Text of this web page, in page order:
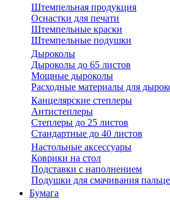
Штемпельная продукция
Оснастки для печати
Штемпельные краски
Штемпельные подушки
Дыроколы
Дыроколы до 65 листов
Мощные дыроколы
Расходные материалы для
Канцелярские степлеры
Антистеплеры
Степлеры до 25 листов
Стандартные до 40 листов
Настольные аксессуары
Коврики на стол
Подставки с наполнением
Подушки для смачивания
Бумага